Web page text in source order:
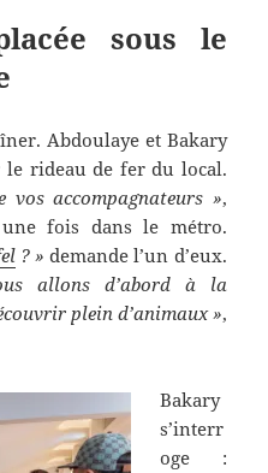
sous le
Abdoulaye et Bakary
rideau de fer du local.
vos accompagnateurs »,
fois dans le métro.
? » demande l’un d’eux.
allons d’abord à la
plein d’animaux »,
Bakary
s’interr
oge :